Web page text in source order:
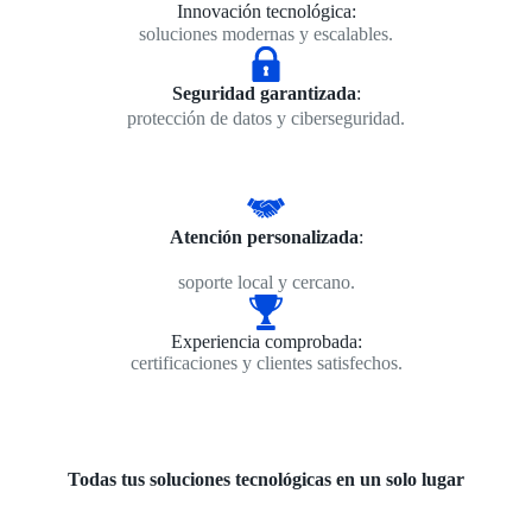
Innovación tecnológica:
soluciones modernas y escalables.
Seguridad garantizada:
protección de datos y ciberseguridad.
Atención personalizada:
soporte local y cercano.
Experiencia comprobada:
certificaciones y clientes satisfechos.
Todas tus soluciones tecnológicas en un solo lugar